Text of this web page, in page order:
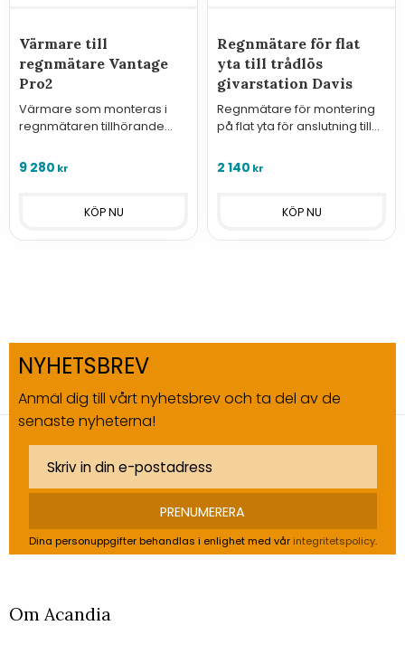
Värmare till
regnmätare Vantage
Pro2
Värmare som monteras i
regnmätaren tillhörande
9 280 kr
Regnmätare för flat
yta till trådlös
givarstation Davis
Regnmätare för montering
på flat yta för anslutning till
D6332OV.
2 140 kr
NYHETSBREV
Anmäl dig till vårt nyhetsbrev och ta del av de
senaste nyheterna!
PRENUMERERA
Dina personuppgifter behandlas i enlighet med vår integritetspolicy.
Om Acandia